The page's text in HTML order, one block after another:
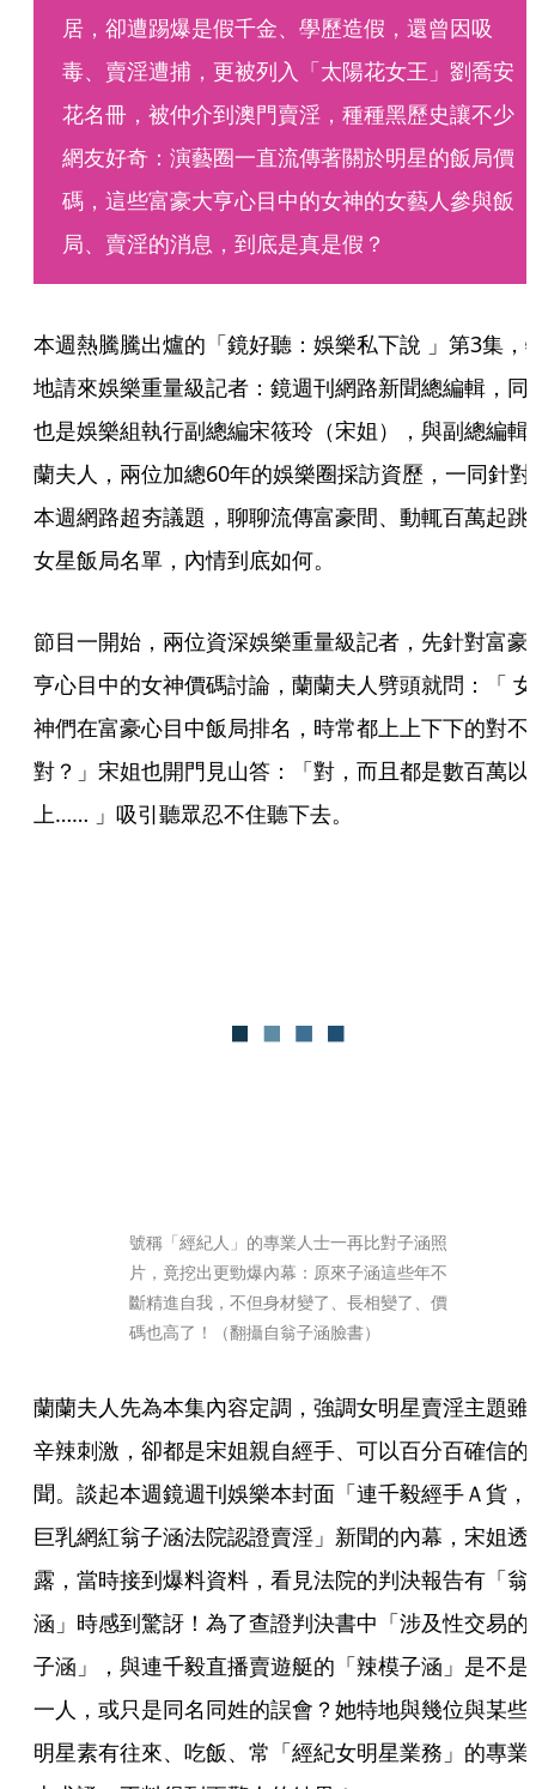
居，卻遭踢爆是假千金、學歷造假，還曾因吸
毒、賣淫遭捕，更被列入「太陽花女王」劉喬安
花名冊，被仲介到澳門賣淫，種種黑歷史讓不少
網友好奇：演藝圈一直流傳著關於明星的飯局價
碼，這些富豪大亨心目中的女神的女藝人參與飯
局、賣淫的消息，到底是真是假？
本週熱騰騰出爐的「鏡好聽：娛樂私下說 」第3集，
地請來娛樂重量級記者：鏡週刊網路新聞總編輯，同
也是娛樂組執行副總編宋筱玲（宋姐），與副總編輯
蘭夫人，兩位加總60年的娛樂圈採訪資歷，一同針對
本週網路超夯議題，聊聊流傳富豪間、動輒百萬起跳
女星飯局名單，內情到底如何。
節目一開始，兩位資深娛樂重量級記者，先針對富豪
亨心目中的女神價碼討論，蘭蘭夫人劈頭就問：「 女
神們在富豪心目中飯局排名，時常都上上下下的對不
對？」宋姐也開門見山答：「對，而且都是數百萬以
上…… 」吸引聽眾忍不住聽下去。
號稱「經紀人」的專業人士一再比對子涵照
片，竟挖出更勁爆內幕：原來子涵這些年不
斷精進自我，不但身材變了、長相變了、價
碼也高了！（翻攝自翁子涵臉書）
蘭蘭夫人先為本集內容定調，強調女明星賣淫主題雖
辛辣刺激，卻都是宋姐親自經手、可以百分百確信的
聞。談起本週鏡週刊娛樂本封面「連千毅經手Ａ貨，
巨乳網紅翁子涵法院認證賣淫」新聞的內幕，宋姐透
露，當時接到爆料資料，看見法院的判決報告有「翁
涵」時感到驚訝！為了查證判決書中「涉及性交易的
子涵」，與連千毅直播賣遊艇的「辣模子涵」是不是
一人，或只是同名同姓的誤會？她特地與幾位與某些
明星素有往來、吃飯、常「經紀女明星業務」的專業